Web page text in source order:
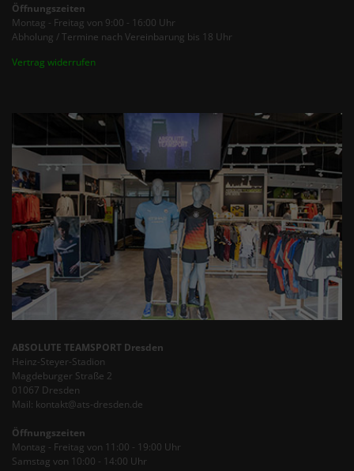
Öffnungszeiten
Montag - Freitag von 9:00 - 16:00 Uhr
Abholung / Termine nach Vereinbarung bis 18 Uhr
Vertrag widerrufen
ABSOLUTE TEAMSPORT Dresden
Heinz-Steyer-Stadion
Magdeburger Straße 2
01067 Dresden
Mail: kontakt@ats-dresden.de
Öffnungszeiten
Montag - Freitag von 11:00 - 19:00 Uhr
Samstag von 10:00 - 14:00 Uhr